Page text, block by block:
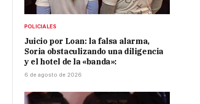
POLICIALES
Juicio por Loan: la falsa alarma,
Soria obstaculizando una diligencia
y el hotel de la «banda»:
6 de agosto de 2026